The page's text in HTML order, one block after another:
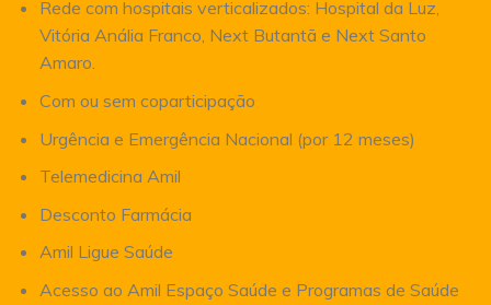
Rede com hospitais verticalizados: Hospital da Luz,
Vitória Anália Franco, Next Butantã e Next Santo
Amaro.
Com ou sem coparticipação
Urgência e Emergência Nacional (por 12 meses)
Telemedicina Amil
Desconto Farmácia
Amil Ligue Saúde
Acesso ao Amil Espaço Saúde e Programas de Saúde